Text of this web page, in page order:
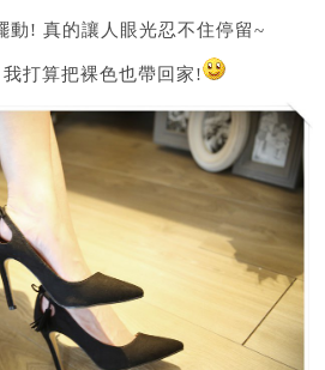
動! 真的讓人眼光忍不住停留~
打算把裸色也帶回家!